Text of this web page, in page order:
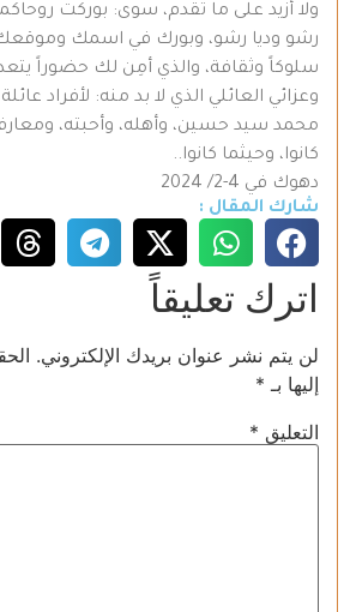
ولا أزيد على ما تقدم، سوى: بوركت
رشو وديا رشو، وبورك في اسمك
سلوكاً وثقافة، والذي أمِن لك حضوراً
وعزائي العائلي الذي لا بد منه: لأفراد عائلة
محمد سيد حسين، وأهله، وأحبته،
كانوا، وحيثما كانوا..
دهوك في 4-2/ 2024
شارك المقال :
اترك تعليقاً
لن يتم نشر عنوان بريدك الإلكتروني.
إليها بـ *
التعليق *